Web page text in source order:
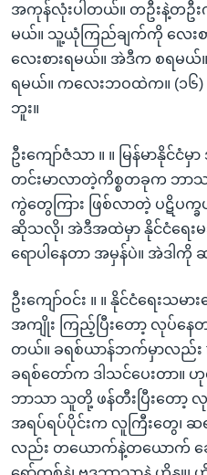
အကုန်လုံးပါတယ်။ တဦးနဲ့တဦး
မယ်။ သူ့ယုံကြည်ချက်ကို လေးစ
လေးစားရမယ်။ အဲဒီက စရမယ်
ရမယ်။ ကလေးဘဝထဲက။ (၁၆)
ဘူး။
ဦးကျော်ဇံသာ ။ ။ မြန်မာနိုင်ငံ
တင်းမာလာတဲ့ကိစ္စတခုက ဘာ
ကွဲတွေကြား ဖြစ်လာတဲ့ ပဋိပက္ခ
ဆိုသလို၊ အဲဒီအထဲမှာ နိုင်ငံရေ
ရောပါနေတာ အမှန်ပဲ။ အဲဒ
ဦးကျော်ဝင်း ။ ။ နိုင်ငံရေးသ
အကျိုး ကြည့်ပြီးတော့ လုပ်နေ
တယ်။ ခရစ်ယာန်ဘက်မှာလည်း
ခရစ်တော်က ဒါသင်ပေးတာ
ဘာသာ သူတို့ ဖန်တီးပြီးတော့
အရပ်ရပ်ပိုင်းက လူကြီးတွေ၊
လည်း တယောက်နဲ့တယောက် ဆွ